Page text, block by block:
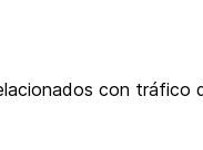
con tráfico